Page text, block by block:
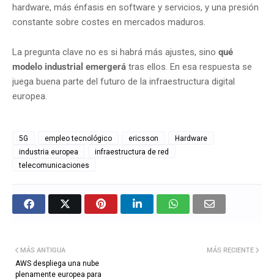
hardware, más énfasis en software y servicios, y una presión
constante sobre costes en mercados maduros.
La pregunta clave no es si habrá más ajustes, sino qué
modelo industrial emergerá tras ellos. En esa respuesta se
juega buena parte del futuro de la infraestructura digital
europea.
5G empleo tecnológico ericsson
Hardware
industria europea
infraestructura de red
telecomunicaciones
MÁS RECIENTE
MÁS ANTIGUA
AWS despliega una nube
plenamente europea para